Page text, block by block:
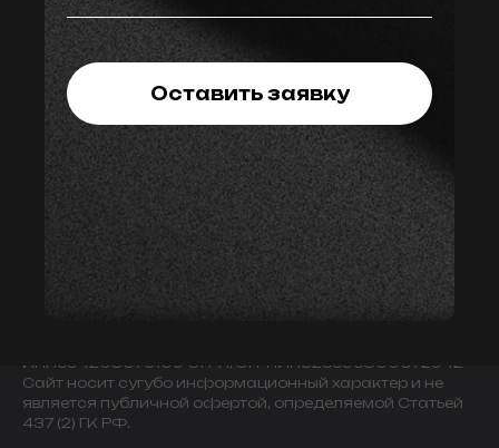
Оставить заявку
ИНН594203076109 ОГРН/ОГРНИП325595800072942
Сайт носит сугубо информационный характер и не
является публичной офертой, определяемой Статьей
437 (2) ГК РФ.